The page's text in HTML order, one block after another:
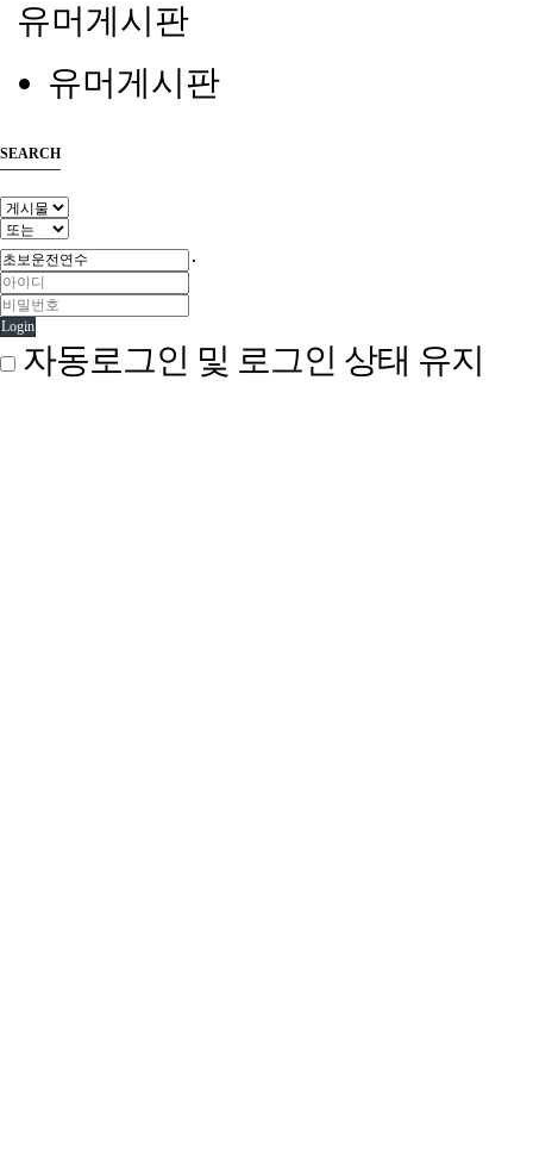
유머게시판
유머게시판
SEARCH
Login
자동로그인 및 로그인 상태 유지